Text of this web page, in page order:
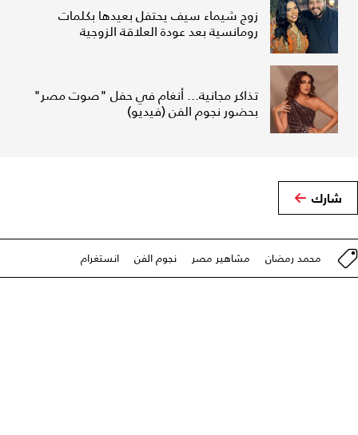
زوج شيماء سيف يحتفل بعيدها بكلمات
رومانسية بعد عودة العلاقة الزوجية
تذاكر مجانية... أنغام في حفل "صوت مصر"
بحضور نجوم الفن (فيديو)
شارك
محمد رمضان مشاهير مصر نجوم الفن انستغرام